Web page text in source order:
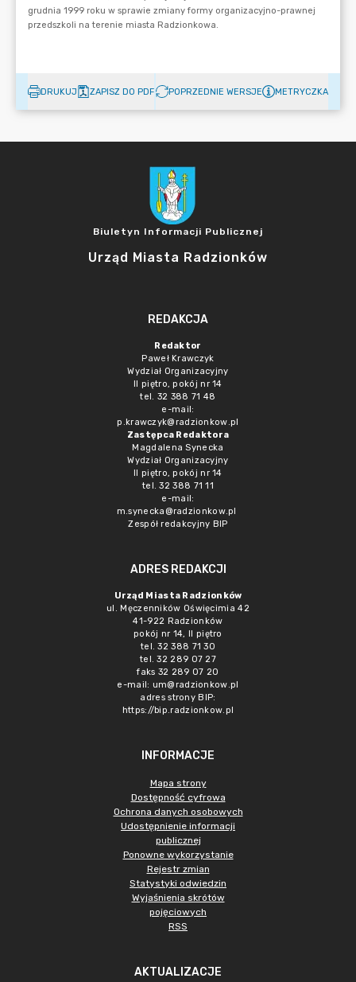
DRUKUJ ZAPISZ DO PDF POPRZEDNIE WERSJE METRYCZKA
Biuletyn Informacji Publicznej
Urząd Miasta Radzionków
REDAKCJA
Redaktor
Paweł Krawczyk
Wydział Organizacyjny
II piętro, pokój nr 14
tel. 32 388 71 48
e-mail:
p.krawczyk@radzionkow.pl
Zastępca Redaktora
Magdalena Synecka
Wydział Organizacyjny
II piętro, pokój nr 14
tel. 32 388 71 11
e-mail:
m.synecka@radzionkow.pl
Zespół redakcyjny BIP
ADRES REDAKCJI
Urząd Miasta Radzionków
ul. Męczenników Oświęcimia 42
41-922 Radzionków
pokój nr 14, II piętro
tel. 32 388 71 30
tel. 32 289 07 27
faks 32 289 07 20
e-mail: um@radzionkow.pl
adres strony BIP:
https://bip.radzionkow.pl
INFORMACJE
Mapa strony
Dostępność cyfrowa
Ochrona danych osobowych
Udostępnienie informacji
publicznej
Ponowne wykorzystanie
Rejestr zmian
Statystyki odwiedzin
Wyjaśnienia skrótów
pojęciowych
RSS
AKTUALIZACJE